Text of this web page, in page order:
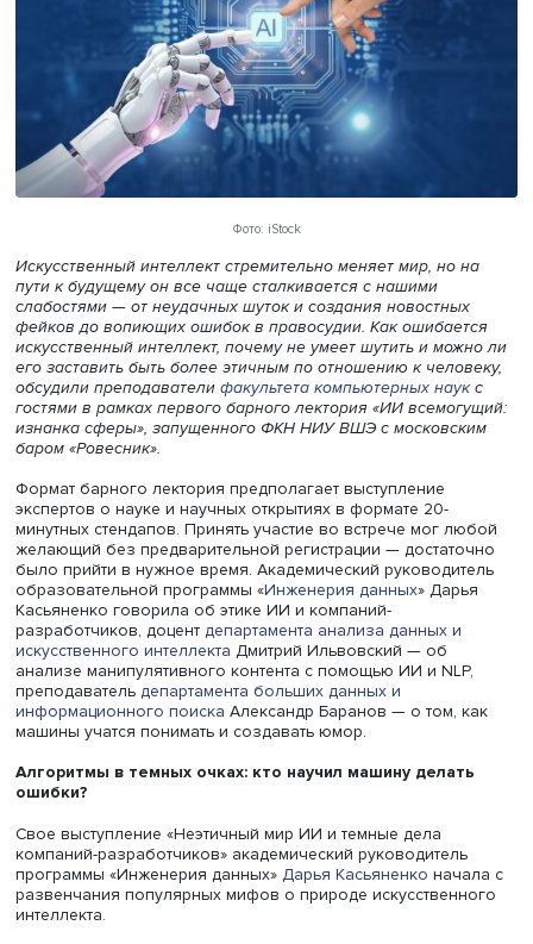
Фото: iStock
Искусственный интеллект стремительно меняет мир, но
пути к будущему он все чаще сталкивается с нашими
слабостями — от неудачных шуток и создания
фейков до вопиющих ошибок в правосудии. Как
его заставить быть более этичным по отношению к
обсудили преподавателифакультета компьютерных
гостями в рамках первого барного лектория «ИИ
изнанка сферы», запущенного ФКН НИУ ВШЭ с
баром «Ровесник».
Формат барного лектория предполагает выступление
экспертов о науке и научных открытиях в формате 20-
минутных стендапов. Принять участие во встрече мог
желающий без предварительной регистрации —
было прийти в нужное время. Академический
образовательной программы « Инженерия данных
Касьяненко говорила об этике ИИ и компаний-
разработчиков, доцент
анализе манипулятивного контента с помощью ИИ и
преподавательдепартамента больших данных и
информационного поискаАлександр Баранов — о том,
машины учатся понимать и создавать юмор.